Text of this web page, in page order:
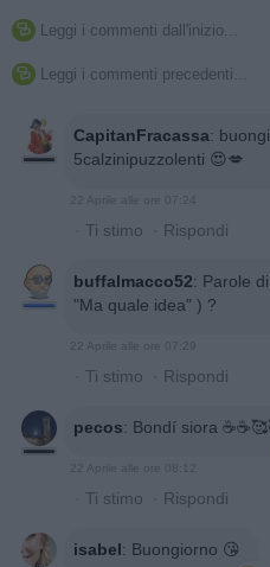
 Leggi i commenti dall'inizio...
 Leggi i commenti precedenti...
CapitanFracassa:
5calzinipuzzolenti 😍💋
22 Aprile alle ore 07:24
· Ti stimo · Rispondi
buffalmacco52: Parole
"Ma quale idea" ) ?
22 Aprile alle ore 07:29
· Ti stimo · Rispondi
pecos: Bondí siora
22 Aprile alle ore 08:12
· Ti stimo · Rispondi
isabel: Buongiorno 😘